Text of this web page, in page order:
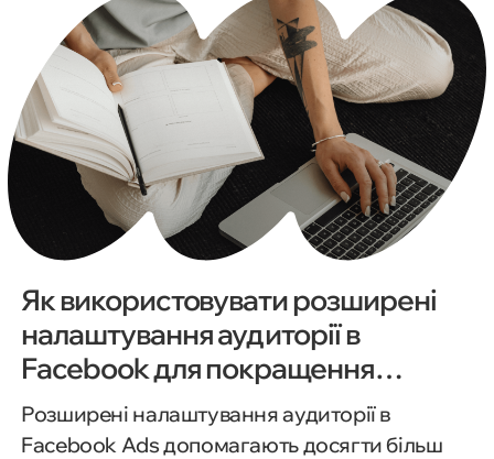
Як використовувати розширені
налаштування аудиторії в
Facebook для покращення
результатів рекламної кампанії
Розширені налаштування аудиторії в
Facebook Ads допомагають досягти більш